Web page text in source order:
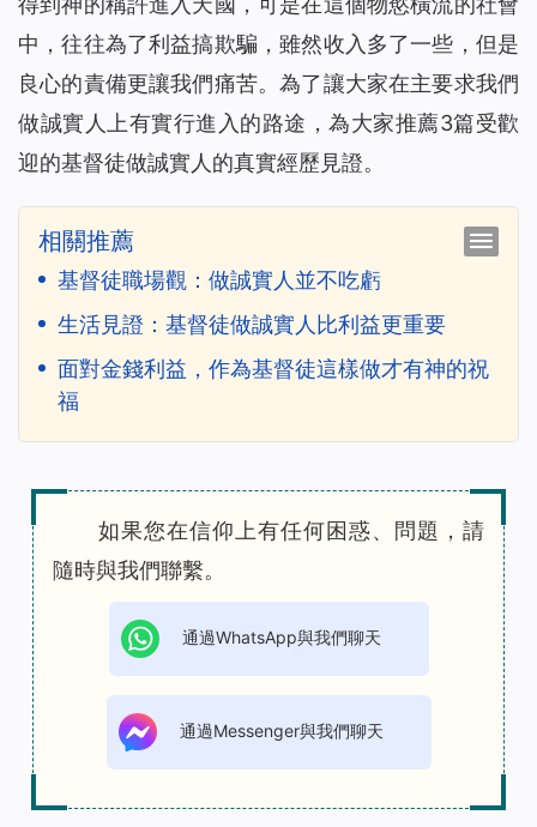
中，往往為了利益搞欺騙，雖然收入多了一些，但是
良心的責備更讓我們痛苦。為了讓大家在主要求我們
做誠實人上有實行進入的路途，為大家推薦3篇受歡
迎的基督徒做誠實人 的真實經歷見證。
相關推薦
基督徒職場觀：做誠實人並不吃虧
生活見證：基督徒做誠實人比利益更重要
面對金錢利益，作為基督徒這樣做才有神的祝
福
如果您在信仰上有任何困惑、問題，請
隨時與我們聯繫。
通過WhatsApp與我們聊天
通過Messenger與我們聊天